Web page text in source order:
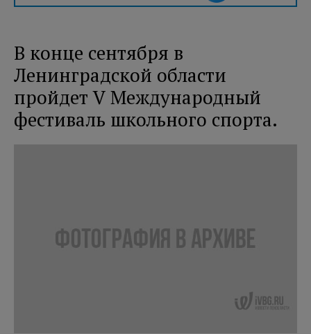
В конце сентября в
Ленинградской области
пройдет V Международный
фестиваль школьного спорта.